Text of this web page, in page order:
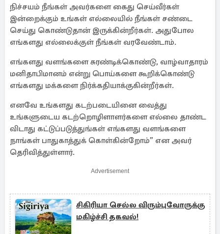
நிச்சயம் நீங்கள் அவர்களை கைது செய்வீர்கள்
இன்றைக்கும் உங்கள் எல்லையில் நீங்கள் சண்டை
செய்து கொண்டுதான் இருக்கின்றீர்கள். அதுபோல
எங்களது எல்லைக்குள் நீங்கள் வரவேண்டாம்.
எங்களது வளங்களை சுரண்டிக்கொண்டு, வாழ்வாதாரம்
மனிதாபிமானம் என்று பொய்களை கூறிக்கொண்டு
எங்களது மக்களை நிர்க்கதியாக்குகின்றீர்கள்.
எனவே உங்களது கடற்படையினை வைத்து
உங்களுடைய கடற்றொழிளாளர்களை எல்லை தாண்ட
விடாது கட்டுப்படுத்துங்கள் எங்களது வளங்களை
நாங்கள் பாதுகாத்துக் கொள்கின்றோம்” என அவர்
தெரிவித்துள்ளார்.
Advertisement
சிகிரியா செல்ல விரும்புவோருக்கு
மகிழ்ச்சி தகவல்!